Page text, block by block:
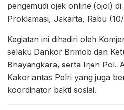
pengemudi ojek online (ojol) di
Proklamasi, Jakarta, Rabu
Kegiatan ini dihadiri oleh
selaku Dankor Brimob dan
Bhayangkara, serta Irjen Pol.
Kakorlantas Polri yang juga
koordinator bakti sosial.